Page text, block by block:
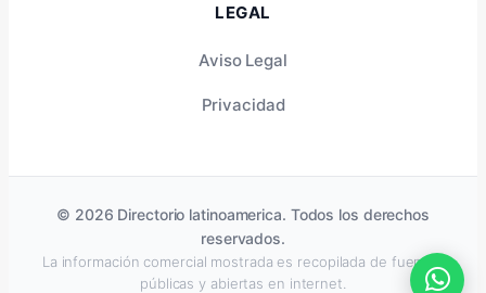
LEGAL
Aviso Legal
Privacidad
© 2026 Directorio latinoamerica. Todos los derechos
reservados.
La información comercial mostrada es recopilada de fuentes
públicas y abiertas en internet.